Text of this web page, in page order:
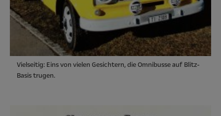
Vielseitig: Eins von vielen Gesichtern, die Omnibusse auf Blitz-
Basis trugen.